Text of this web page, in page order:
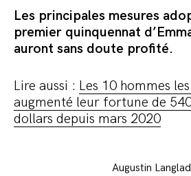
Les principales mesures
premier quinquennat
auront sans doute profité.
Lire aussi : Les 10 hommes
augmenté leur fortune de
dollars depuis mars 2020
Augustin